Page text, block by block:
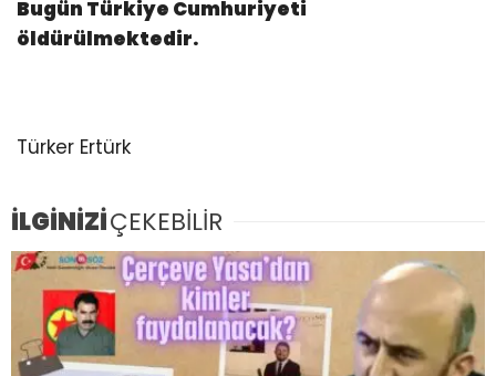
Bugün Türkiye Cumhuriyeti
öldürülmektedir.
Türker Ertürk
İLGİNİZİÇEKEBİLİR